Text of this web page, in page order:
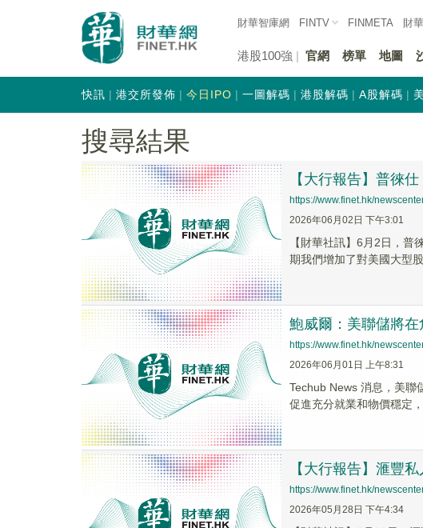
財華智庫網 FINTV FINMETA 財
港股100強 官網 榜單 地圖
快訊 港交所發佈 今日IPO 一圖解碼 港股解碼 A股解碼
搜尋結果
【大行報告】普徠
https://www.finet.hk/
2026年06月02日 下午3:01
【財華社訊】6月2日，
期我們增加了對美國大型
鮑威爾：美聯儲將
https://www.finet.hk/
2026年06月01日 上午8:31
Techub News 消息，美聯
促進充分就業和物價穩定
【大行報告】滙豐
https://www.finet.hk/
2026年05月28日 下午4:34